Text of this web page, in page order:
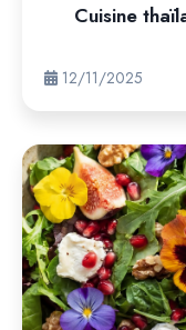
Cuisine
12/11/2025